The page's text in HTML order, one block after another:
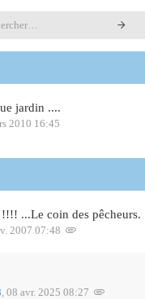
jardin ....
2010 16:45
...Le coin des pêcheurs.
2007 07:48
, 08 avr. 2025 08:27